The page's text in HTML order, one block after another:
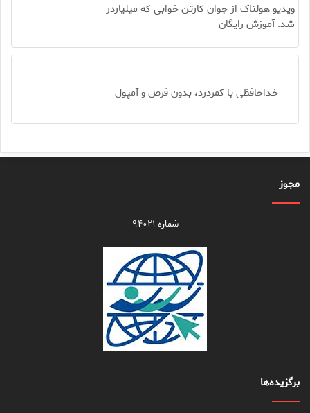
ویدیو هولناک از جوان کارتن خوابی که میلیاردر
شد. آموزش رایگان
خداحافظی با کمردرد، بدون قرص و آمپول
مجوز
شماره ۹۴۰۲۱
برگزیده‌ها